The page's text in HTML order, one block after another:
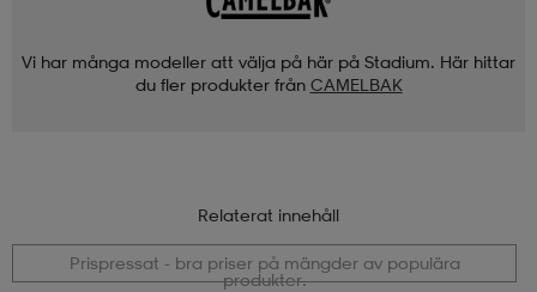
Vi har många modeller att välja på här på Stadium. Här hittar
du fler produkter från CAMELBAK
Relaterat innehåll
Prispressat - bra priser på mängder av populära
produkter.